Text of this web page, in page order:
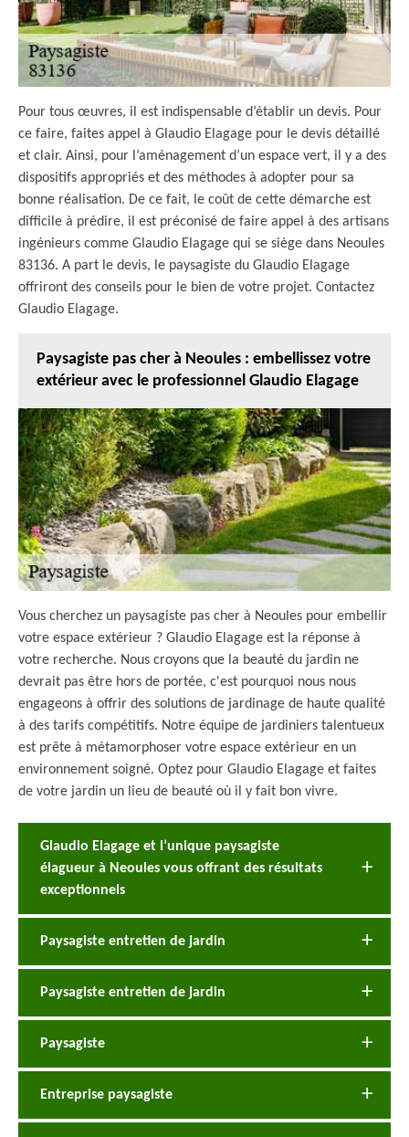
Pour tous œuvres, il est indispensable d’établir un devis. Pour
ce faire, faites appel à Glaudio Elagage pour le devis détaillé
et clair. Ainsi, pour l’aménagement d’un espace vert, il y a des
dispositifs appropriés et des méthodes à adopter pour sa
bonne réalisation. De ce fait, le coût de cette démarche est
difficile à prédire, il est préconisé de faire appel à des artisans
ingénieurs comme Glaudio Elagage qui se siège dans Neoules
83136. A part le devis, le paysagiste du Glaudio Elagage
offriront des conseils pour le bien de votre projet. Contactez
Glaudio Elagage.
Paysagiste pas cher à Neoules : embellissez votre
extérieur avec le professionnel Glaudio Elagage
Vous cherchez un paysagiste pas cher à Neoules pour embellir
votre espace extérieur ? Glaudio Elagage est la réponse à
votre recherche. Nous croyons que la beauté du jardin ne
devrait pas être hors de portée, c'est pourquoi nous nous
engageons à offrir des solutions de jardinage de haute qualité
à des tarifs compétitifs. Notre équipe de jardiniers talentueux
est prête à métamorphoser votre espace extérieur en un
environnement soigné. Optez pour Glaudio Elagage et faites
de votre jardin un lieu de beauté où il y fait bon vivre.
Glaudio Elagage et l’unique paysagiste
élagueur à Neoules vous offrant des résultats
exceptionnels
Paysagiste entretien de jardin
Paysagiste entretien de jardin
Paysagiste
Entreprise paysagiste